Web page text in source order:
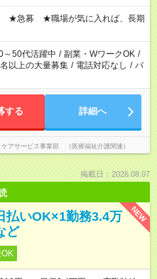
40時間超の就業はご案内できませ
以上勤務は社会保険への加入対象
日雇い派遣の原則禁止）により、
内が難しい場合があります
★急募 ★職場が気に入れば、長期
～50代活躍中 / 副業・WワークOK /
以上の大量募集 / 電話対応なし / パ
する 詳細へ
アサービス事業部 （医療福祉介護関連）
掲載日：2026.08.07
NEW
払いOK×1勤務3.4万
ど